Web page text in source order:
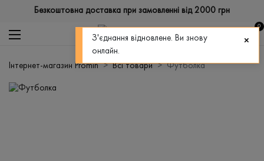
Безкоштовна доставка при замовленні від 2000 грн
0
Інтернет-магазин Promin Всі товари Футболка
З'єднання відновлене. Ви знову
онлайн.